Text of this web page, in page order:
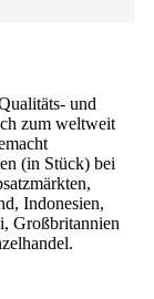
und
zum weltweit
(in Stück) bei
Indonesien,
Großbritannien